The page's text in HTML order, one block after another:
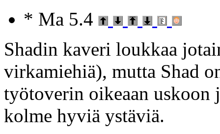
* Ma 5.4
Shadin kaveri loukkaa
virkamiehiä), mutta Shad
työtoverin oikeaan uskoon
kolme hyviä ystäviä.